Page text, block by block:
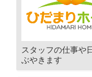
スタッフの仕事や
ぶやきます